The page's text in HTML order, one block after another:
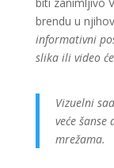
brendu u
informativni
slika ili video
Vizuelni
veće
mrežama.